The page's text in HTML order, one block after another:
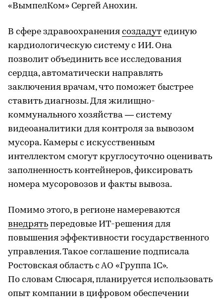
«ВымпелКом» Сергей Анохин.
В сфере здравоохранения создадут единую
кардиологическую систему с ИИ. Она
позволит объединить все исследования
сердца, автоматически направлять
заключения врачам, что поможет быстрее
ставить диагнозы. Для жилищно-
коммунального хозяйства — систему
видеоаналитики для контроля за вывозом
мусора. Камеры с искусственным
интеллектом смогут круглосуточно оценивать
заполненность контейнеров, фиксировать
номера мусоровозов и факты вывоза.
Помимо этого, в регионе намереваются
внедрять передовые ИТ-решения для
повышения эффективности государственного
управления. Такое соглашение подписала
Ростовская область с АО «Группа 1С».
По словам Слюсаря, планируется использовать
опыт компании в цифровом обеспечении